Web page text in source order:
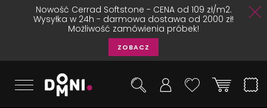
Nowość Cerrad Softstone - CENA od 109 zł/m2.
Wysyłka w 24h - darmowa dostawa od 2000 zł!
Możliwość zamówienia próbek!
ZOBACZ